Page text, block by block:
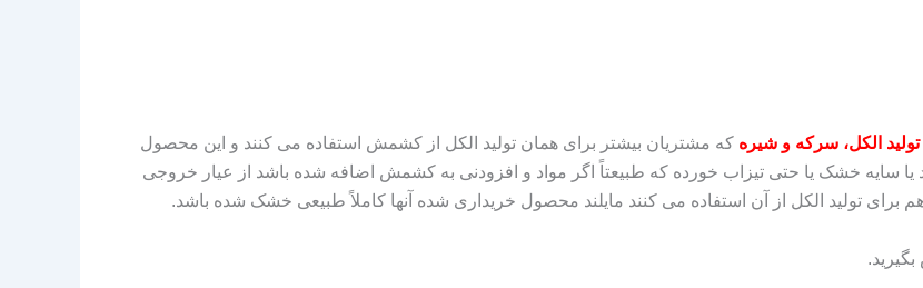
تولید الکل، سرکه و شیره که مشتریان بیشتر برای همان تولید الکل از کشمش استفاده می‌ کنند و این محصول
سایه خشک یا حتی تیزاب خورده که طبیعتاً اگر مواد و افزودنی به کشمش اضافه شده باشد از عیار خروجی
تولید الکل از آن استفاده می‌ کنند مایلند محصول خریداری شده آنها کاملاً طبیعی خشک شده باشد.
.